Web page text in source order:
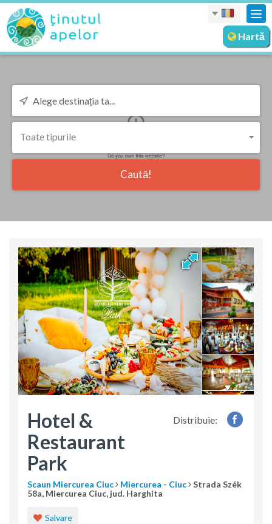
Hartă
Toate tipurile
Caută!
Distribuie:
Hotel &
Restaurant
Park
Scaun Miercurea Ciuc Miercurea - Ciuc
Strada Szék
58a, Miercurea Ciuc, jud. Harghita
Salvare